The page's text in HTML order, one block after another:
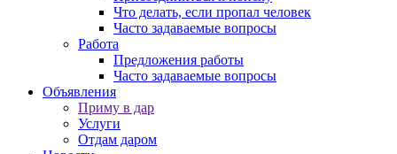
Что делать, если пропал человек
Часто задаваемые вопросы
Работа
Предложения работы
Часто задаваемые вопросы
Объявления
Приму в дар
Услуги
Отдам даром